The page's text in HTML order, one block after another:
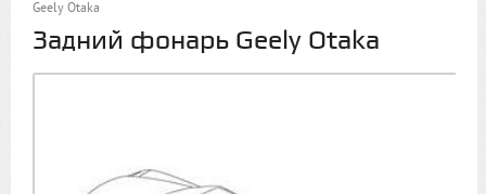
Geely Otaka
Задний фонарь Geely Otaka